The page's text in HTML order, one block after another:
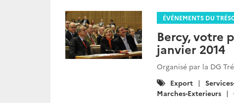
ÉVÉNEMENTS DU
Bercy, votre
janvier 2014
Organisé par la DG
Catégories
:
Export
Marches-Exterieurs